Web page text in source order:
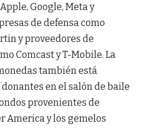
Google, Meta y
de defensa como
y proveedores de
Comcast y T-Mobile. La
también está
en el salón de baile
provenientes de
America y los gemelos